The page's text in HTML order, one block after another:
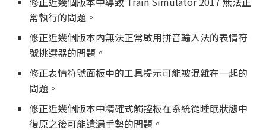
常執行的問題。
修正近幾個版本內無法正常啟用拼音輸入法的表情符
號挑選器的問題。
修正表情符號面板中的工具提示可能被混雜在一起的
問題。
修正近幾個版本中精確式觸控板在系統從睡眠狀態中
復原之後可能遺漏手勢的問題。